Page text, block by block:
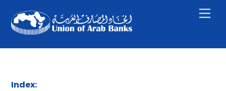
content
Index: